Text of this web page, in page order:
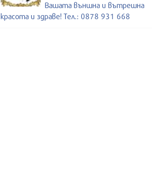
Вашата външна и вътрешна
красота и здраве! Тел.: 0878 931 668